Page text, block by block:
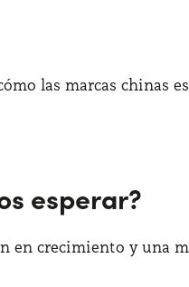
las marcas chinas
esperar?
crecimiento y una